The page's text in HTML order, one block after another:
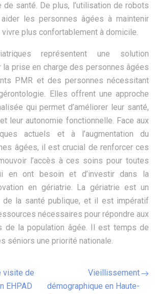
santé. De plus, l’utilisation de robots
aider les personnes âgées à maintenir
vivre plus confortablement à domicile.
représentent une solution
la prise en charge des personnes âgées
PMR et des personnes nécessitant
Elles offrent une approche
qui permet d’améliorer leur santé,
leur autonomie fonctionnelle. Face aux
actuels et à l’augmentation du
âgées, il est crucial de renforcer ces
l’accès à ces soins pour toutes
en ont besoin et d’investir dans la
en gériatrie. La gériatrie est un
de la santé publique, et il est impératif
nécessaires pour répondre aux
de la population âgée. Il est temps de
séniors une priorité nationale.
visite de
EHPAD
Vieillissement
démographique en Haute-